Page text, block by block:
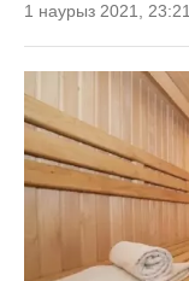
1 наурыз 2021, 23:21